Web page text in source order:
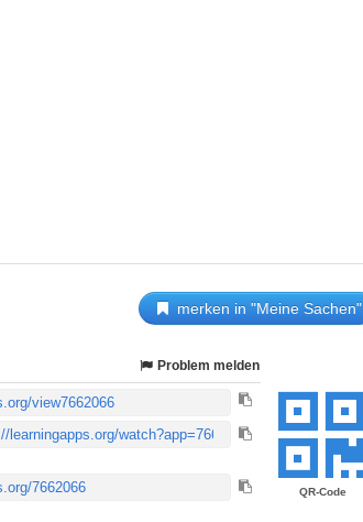
merken in "Meine Sachen"
QR-Code
Problem melden